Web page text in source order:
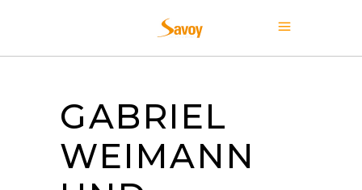
GABRIEL
WEIMANN